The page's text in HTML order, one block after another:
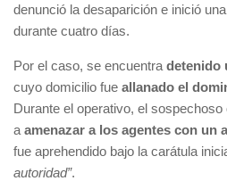
denunció la desaparición e inició
durante cuatro días.
Por el caso, se encuentra detenido
cuyo domicilio fue allanado el
Durante el operativo, el
a amenazar a los agentes con un
fue aprehendido bajo la carátula
autoridad”.